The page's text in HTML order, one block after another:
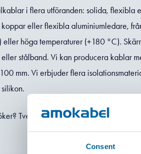
Consent
i flera utföranden: solida, flexibla
eller flexibla aluminiumledare,
höga temperaturer (+180 °C).
stålband. Vi kan producera kablar
mm. Vi erbjuder flera
silikon.
Tveka inte att kontakta oss!